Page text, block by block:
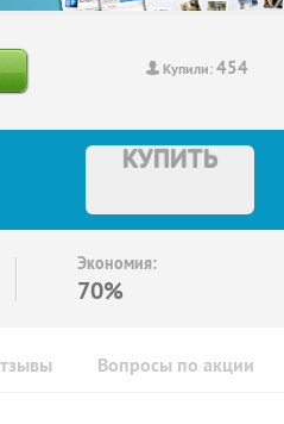
Купили:454
КУПИТЬ
Экономия:
70%
Вопросы по акции